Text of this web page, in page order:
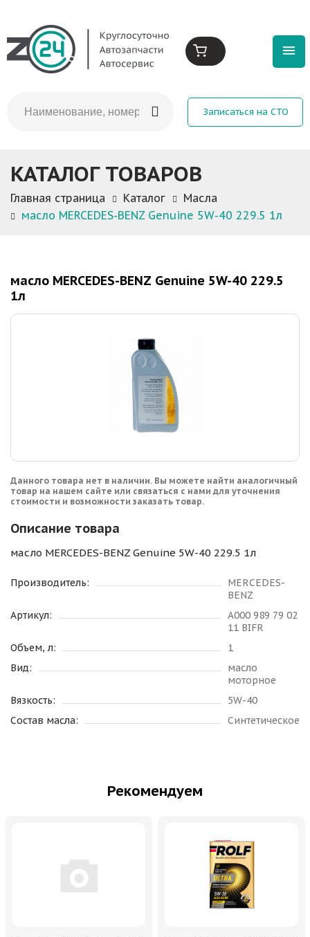
Записаться на СТО
КАТАЛОГ ТОВАРОВ
Главная страница Каталог
Масла
масло MERCEDES-BENZ Genuine 5W-40 229.5 1л
масло MERCEDES-BENZ Genuine 5W-40 229.5
1л
Данного товара нет в наличии. Вы можете найти аналогичный
товар на нашем сайте или связаться с нами для уточнения
стоимости и возможности заказать товар.
Описание товара
масло MERCEDES-BENZ Genuine 5W-40 229.5 1л
Производитель:
MERCEDES-
BENZ
Артикул:
A000 989 79 02
11 BIFR
Объем, л:
1
Вид:
масло
моторное
Вязкость:
5W-40
Состав масла:
Синтетическое
Рекомендуем